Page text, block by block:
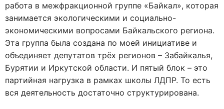
работа в межфракционной группе «Байкал», которая
занимается экологическими и социально-
экономическими вопросами Байкальского региона.
Эта группа была создана по моей инициативе и
объединяет депутатов трёх регионов – Забайкалья,
Бурятии и Иркутской области. И пятый блок – это
партийная нагрузка в рамках школы ЛДПР. То есть
вся деятельность достаточно структурирована.